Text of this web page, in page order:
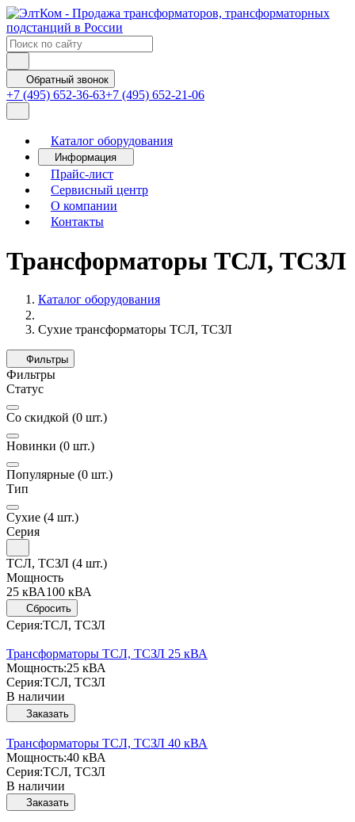
Обратный звонок
+7 (495) 652-36-63+7 (495) 652-21-06
Каталог оборудования
Информация
Прайс-лист
Сервисный центр
О компании
Контакты
Трансформаторы ТСЛ, ТСЗЛ
Каталог оборудования
Сухие трансформаторы ТСЛ, ТСЗЛ
Фильтры
Фильтры
Статус
Со скидкой (0 шт.)
Новинки (0 шт.)
Популярные (0 шт.)
Тип
Сухие (4 шт.)
Серия
ТСЛ, ТСЗЛ (4 шт.)
Мощность
25 кВА100 кВА
Сбросить
Серия:ТСЛ, ТСЗЛ
Трансформаторы ТСЛ, ТСЗЛ 25 кВА
Мощность:25 кВА
Серия:ТСЛ, ТСЗЛ
В наличии
Заказать
Трансформаторы ТСЛ, ТСЗЛ 40 кВА
Мощность:40 кВА
Серия:ТСЛ, ТСЗЛ
В наличии
Заказать